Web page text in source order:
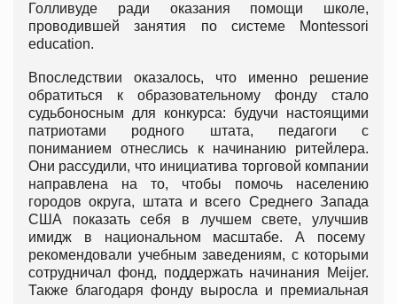
Голливуде ради оказания помощи школе,
проводившей занятия по системе Montessori
education.
Впоследствии оказалось, что именно решение
обратиться к образовательному фонду стало
судьбоносным для конкурса: будучи настоящими
патриотами родного штата, педагоги с
пониманием отнеслись к начинанию ритейлера.
Они рассудили, что инициатива торговой компании
направлена на то, чтобы помочь населению
городов округа, штата и всего Среднего Запада
США показать себя в лучшем свете, улучшив
имидж в национальном масштабе. А посему
рекомендовали учебным заведениям, с которыми
сотрудничал фонд, поддержать начинания Meijer.
Также благодаря фонду выросла и премиальная